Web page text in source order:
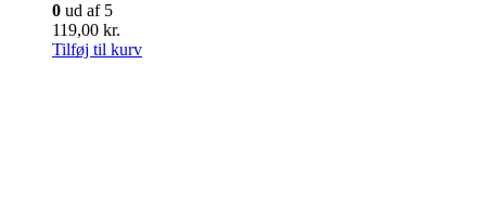
0 ud af 5
119,00 kr.
Tilføj til kurv